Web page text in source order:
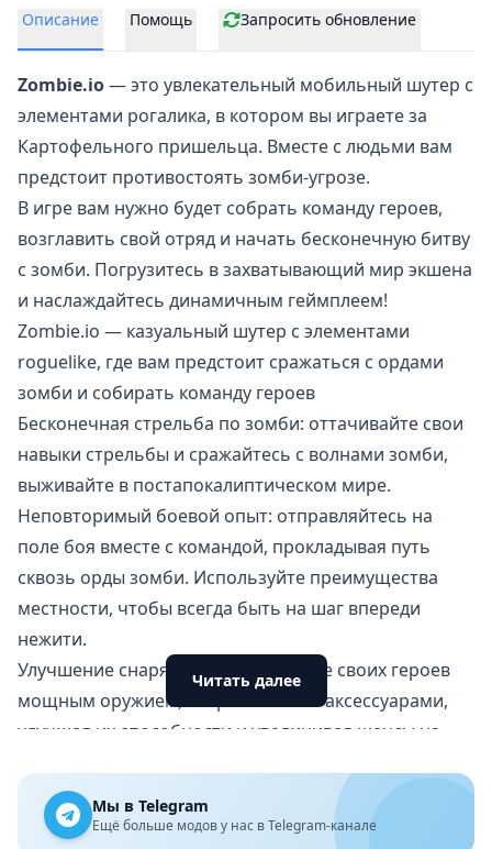
Описание Помощь Запросить обновление
Zombie.io— это увлекательный мобильный шутер с
элементами рогалика, в котором вы играете за
Картофельного пришельца. Вместе с людьми вам
предстоит противостоять зомби-угрозе.
В игре вам нужно будет собрать команду героев,
возглавить свой отряд и начать бесконечную битву
с зомби. Погрузитесь в захватывающий мир экшена
и наслаждайтесь динамичным геймплеем!
Zombie.io — казуальный шутер с элементами
roguelike, где вам предстоит сражаться с ордами
зомби и собирать команду героев
Бесконечная стрельба по зомби: оттачивайте свои
навыки стрельбы и сражайтесь с волнами зомби,
выживайте в постапокалиптическом мире.
Неповторимый боевой опыт: отправляйтесь на
поле боя вместе с командой, прокладывая путь
сквозь орды зомби. Используйте преимущества
местности, чтобы всегда быть на шаг впереди
нежити.
Улучшение снаряжения: экипируйте своих героев
мощным оружием, снаряжением и аксессуарами,
улучшая их способности и увеличивая шансы на
открывайте уникальные комбинации героев.
Соберите боевую команду: спасайте героев на
Читать далее
Мы в Telegram
Ещё больше модов у нас в Telegram-канале